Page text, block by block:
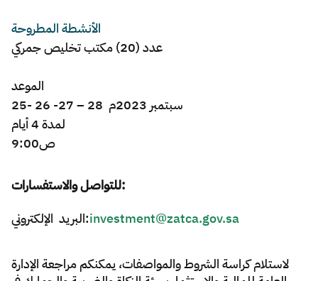
الأنشطة المطروحة
عدد (20) مكتب تخليص جمركي
الموعد
9:00ص
للتواصل والاستفسارات:
البريد الإلكتروني:investment@zatca.gov.sa
لاستلام كراسة الشروط والمواصفات، يمكنكم مراجعة الإدارة